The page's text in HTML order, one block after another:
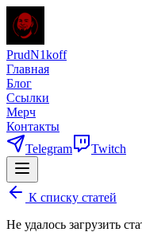
PrudN1koff
Главная
Блог
Ссылки
Мерч
Контакты
Telegram
Twitch
К списку статей
Не удалось загрузить